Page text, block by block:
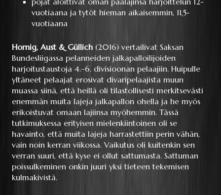
vuotiaana ja tytöt hieman aikaisemmin, 11,5-
vuotiaana
Hornig, Aust & Güllich (2016) vertailivat Saksan
Bundesliigassa pelanneiden jalkapalloilijoiden
harjoitustaustoja 4.–6. divisioonan pelaajiin. Huipulle
yltäneet pelaajat erosivat divaripelaajista muun
muassa siinä, että heillä oli tilastollisesti merkitsevästi
enemmän muita lajeja jalkapallon ohella ja he myös
erikoistuvat omaan lajiinsa myöhemmin. Tässä
tutkimuksessa erityisen mielenkiintoinen oli se
havainto, että muita lajeja harrastettiin perin vähän,
vain noin kerran viikossa. Vaikutus oli kuitenkin sen
verran suuri, että kyse ei ollut sattumasta. Sattuman
poissulkeminen onkin juuri yksi tieteen tekemisen
kulmakivistä.